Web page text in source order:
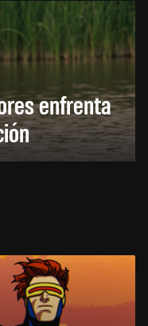
enfrenta